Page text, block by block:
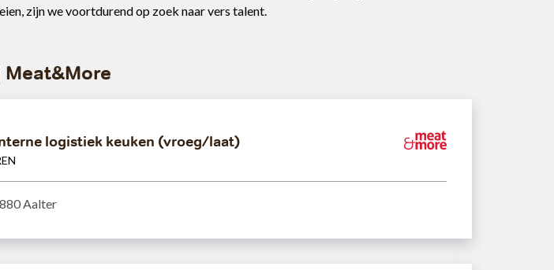
zijn we voortdurend op zoek naar vers talent.
Meat&More
logistiek keuken (vroeg/laat)
Aalter